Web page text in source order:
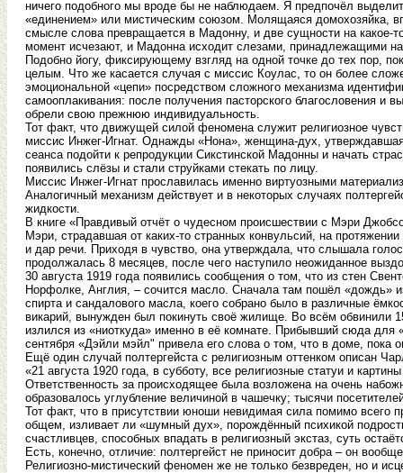
ничего подобного мы вроде бы не наблюдаем. Я предпочёл
«единением» или мистическим союзом. Молящаяся домохозяйка,
смысле слова превращается в Мадонну, и две сущности на какое-
момент исчезают, и Мадонна исходит слезами, принадлежащими
Подобно йогу, фиксирующему взгляд на одной точке до тех пор,
целым. Что же касается случая с миссис Коулас, то он более
эмоциональной «цепи» посредством сложного механизма
самооплакивания: после получения пасторского благословения
обрели свою прежнюю индивидуальность.
Тот факт, что движущей силой феномена служит религиозное
миссис Инжег-Игнат. Однажды «Нона», женщина-дух,
сеанса подойти к репродукции Сикстинской Мадонны и начать
появились слёзы и стали струйками стекать по лицу.
Миссис Инжег-Игнат прославилась именно виртуозными
Аналогичный механизм действует и в некоторых случаях
жидкости.
В книге «Правдивый отчёт о чудесном происшествии с Мэри
Мэри, страдавшая от каких-то странных конвульсий, на
и дар речи. Приходя в чувство, она утверждала, что слышала
продолжалась 8 месяцев, после чего наступило неожиданное
30 августа 1919 года появились сообщения о том, что из стен
Норфолке, Англия, – сочится масло. Сначала там пошёл «дождь»
спирта и сандалового масла, коего собрано было в различные
викарий, вынужден был покинуть своё жилище. Во всём обвинили
излился из «ниоткуда» именно в её комнате. Прибывший сюда для
сентября «Дэйли мэйл" привела его слова о том, что в доме, пока
Ещё один случай полтергейста с религиозным оттенком описан
«21 августа 1920 года, в субботу, все религиозные статуи и
Ответственность за происходящее была возложена на очень
образовалось углубление величиной в чашечку; тысячи
Тот факт, что в присутствии юноши невидимая сила помимо всего
общем, изливает ли «шумный дух», порождённый психикой
счастливцев, способных впадать в религиозный экстаз, суть
Есть, конечно, отличие: полтергейст не приносит добра – он
Религиозно-мистический феномен же не только безвреден, но и